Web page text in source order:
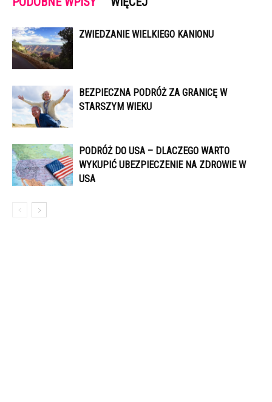
ZWIEDZANIE WIELKIEGO KANIONU
BEZPIECZNA PODRÓŻ ZA GRANICĘ W
STARSZYM WIEKU
PODRÓŻ DO USA – DLACZEGO WARTO
WYKUPIĆ UBEZPIECZENIE NA ZDROWIE W
USA